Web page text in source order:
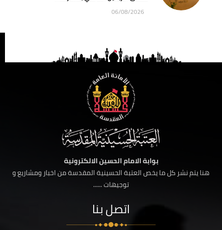
06/08/2026
بوابة الامام الحسين الالكترونية
هنا يتم نشر كل ما يخص العتبة الحسينية المقدسة من اخبار ومشاريع و
توجيهات ......
اتصل بنا